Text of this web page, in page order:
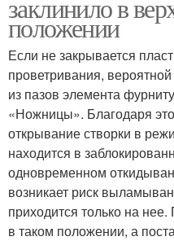
заклинило в
положении
Если не закрывается
проветривания,
из пазов элемента
«Ножницы». Благодаря
открывание створки в
находится в
одновременном
возникает риск
приходится только на
в таком положении, а